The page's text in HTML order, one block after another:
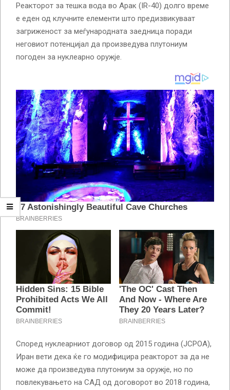
Реакторот за тешка вода во Арак (IR-40) долго време
е еден од клучните елементи што предизвикуваат
загриженост за меѓународната заедница поради
неговиот потенцијал да произведува плутониум
погоден за нуклеарно оружје.
Според нуклеарниот договор од 2015 година (JCPOA),
Иран вети дека ќе го модифицира реакторот за да не
може да произведува плутониум за оружје, но по
повлекувањето на САД од договорот во 2018 година,